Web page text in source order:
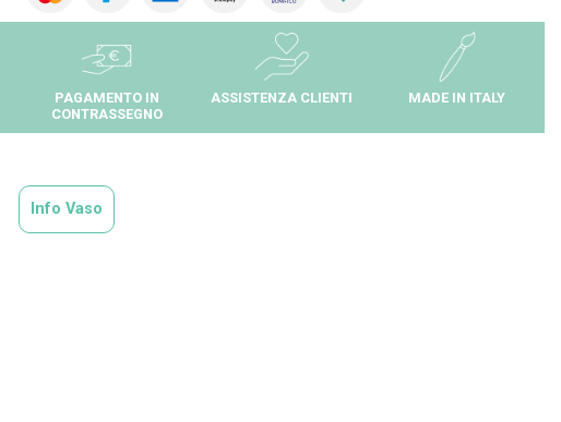
PAGAMENTO IN
CONTRASSEGNO
ASSISTENZA CLIENTI MADE IN ITALY
Info Vaso